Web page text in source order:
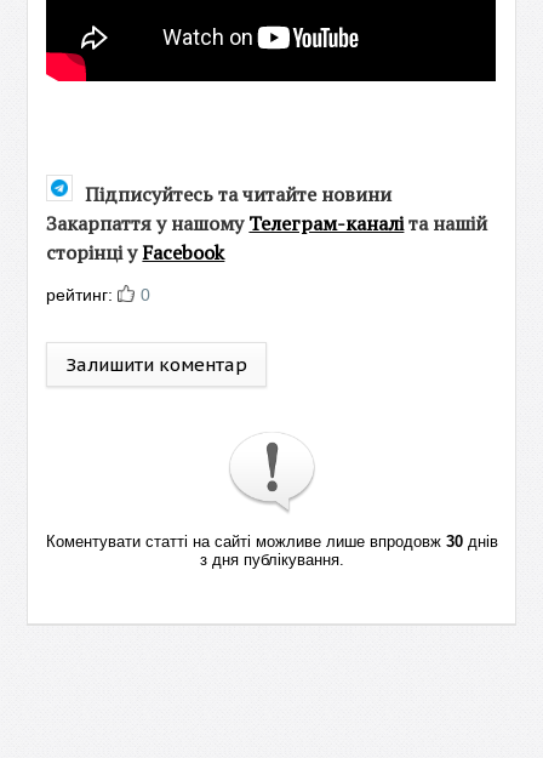
Підписуйтесь та читайте новини
Закарпаття у нашомуТелеграм-каналіта нашій
сторінці уFacebook
рейтинг: 0
Залишити коментар
Коментувати статті на сайті можливе лише впродовж 30днів
з дня публікування.